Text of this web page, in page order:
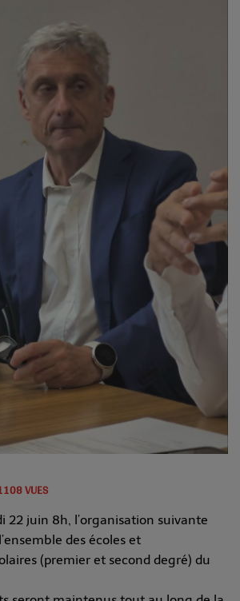
VUES
22 juin 8h, l’organisation suivante
des écoles et
(premier et second degré) du